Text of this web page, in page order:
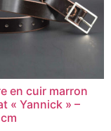
en cuir marron
« Yannick » –